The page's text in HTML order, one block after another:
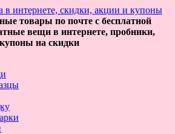
товары по почте с бесплатной
вещи в интернете, пробники,
купоны на скидки